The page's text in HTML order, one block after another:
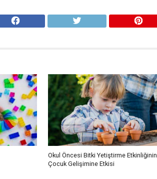
Okul Öncesi Bitki Yetiştirme Etkinliğinin
Çocuk Gelişimine Etkisi